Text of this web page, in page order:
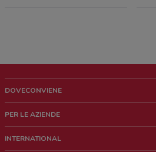
DOVECONVIENE
Chi siamo
PER LE AZIENDE
INTERNATIONAL